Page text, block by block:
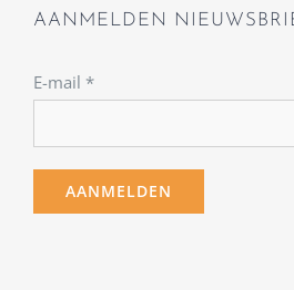
AANMELDEN
E-mail *